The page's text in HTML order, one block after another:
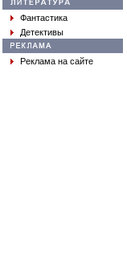
Фантастика
Детективы
Реклама на сайте